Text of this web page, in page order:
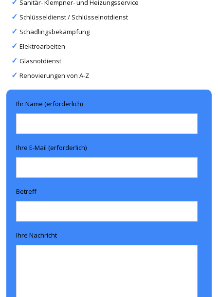
Sanitär- Klempner- und Heizungsservice
Schlüsseldienst / Schlüsselnotdienst
Schädlingsbekämpfung
Elektroarbeiten
Glasnotdienst
Renovierungen von A-Z
Ihr Name (erforderlich)
Ihre E-Mail (erforderlich)
Betreff
Ihre Nachricht